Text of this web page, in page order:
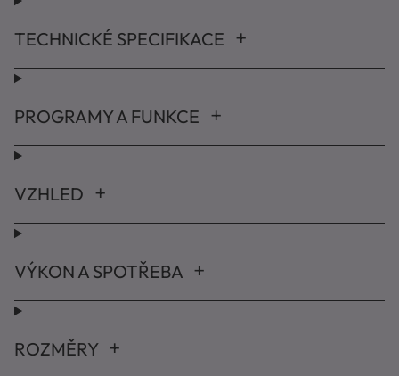
TECHNICKÉ SPECIFIKACE
PROGRAMY A FUNKCE
VZHLED
VÝKON A SPOTŘEBA
ROZMĚRY